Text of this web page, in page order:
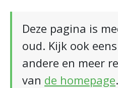
Deze pagina is
oud. Kijk ook
andere en meer
van de homepage.